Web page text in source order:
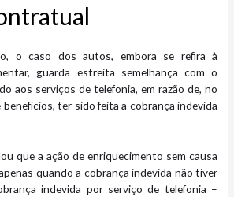
o caso dos autos, embora se refira à
guarda estreita semelhança com o
aos serviços de telefonia, em razão de, no
ter sido feita a cobrança indevida
que a ação de enriquecimento sem causa
quando a cobrança indevida não tiver
indevida por serviço de telefonia –